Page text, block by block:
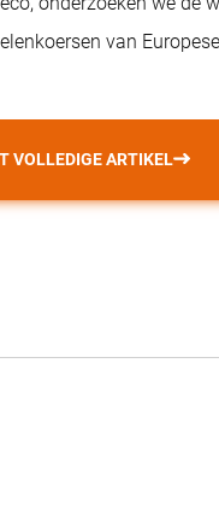
van
VOLLEDIGE ARTIKEL